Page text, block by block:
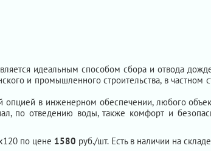
идеальным способом сбора и отвода
и промышленного строительства, в частном
в инженерном обеспечении, любого
по отведению воды, также комфорт и
по цене 1580 руб./шт. Есть в наличии на